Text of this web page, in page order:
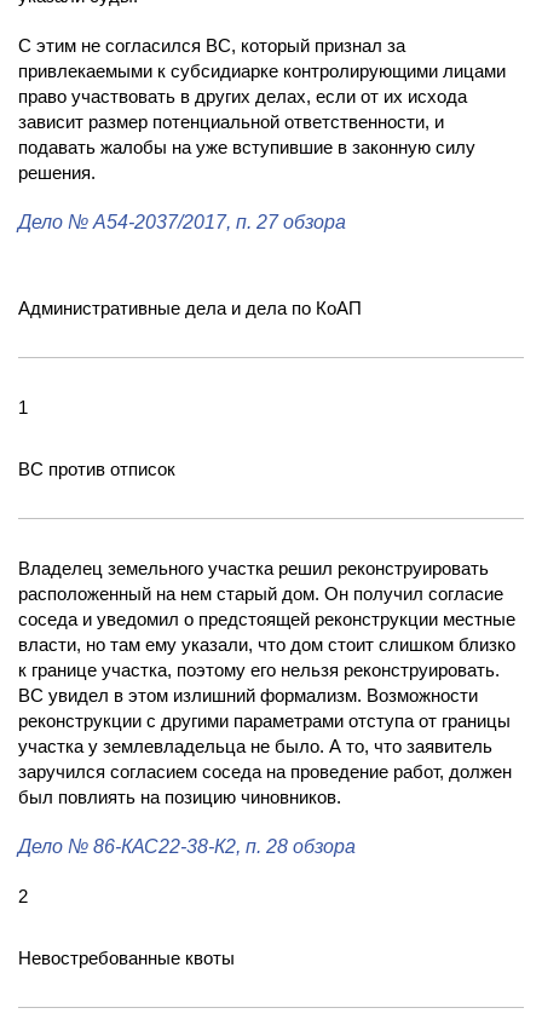
С этим не согласился ВС, который признал за
привлекаемыми к субсидиарке контролирующими лицами
право участвовать в других делах, если от их исхода
зависит размер потенциальной ответственности, и
подавать жалобы на уже вступившие в законную силу
решения.
Дело № А54-2037/2017, п. 27 обзора
Административные дела и дела по КоАП
1
ВС против отписок
Владелец земельного участка решил реконструировать
расположенный на нем старый дом. Он получил согласие
соседа и уведомил о предстоящей реконструкции местные
власти, но там ему указали, что дом стоит слишком близко
к границе участка, поэтому его нельзя реконструировать.
ВС увидел в этом излишний формализм. Возможности
реконструкции с другими параметрами отступа от границы
участка у землевладельца не было. А то, что заявитель
заручился согласием соседа на проведение работ, должен
был повлиять на позицию чиновников.
Дело № 86-КАС22-38-К2, п. 28 обзора
2
Невостребованные квоты